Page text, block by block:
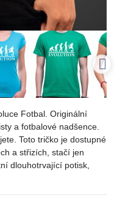
Fotbal. Originální
a fotbalové nadšence.
Toto tričko je dostupné
a střizích, stačí jen
dlouhotrvající potisk,